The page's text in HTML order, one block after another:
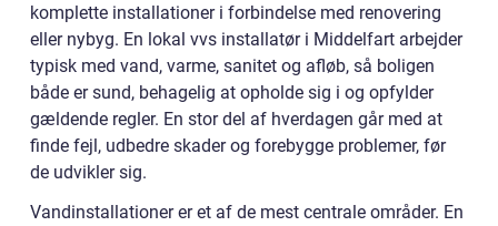
komplette installationer i forbindelse med renovering
eller nybyg. En lokal vvs installatør i Middelfart arbejder
typisk med vand, varme, sanitet og afløb, så boligen
både er sund, behagelig at opholde sig i og opfylder
gældende regler. En stor del af hverdagen går med at
finde fejl, udbedre skader og forebygge problemer, før
de udvikler sig.
Vandinstallationer er et af de mest centrale områder. En